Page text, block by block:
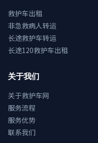
救护车出租
非急救病人转运
长途救护车转运
长途120救护车出租
关于我们
关于救护车网
服务流程
服务优势
联系我们